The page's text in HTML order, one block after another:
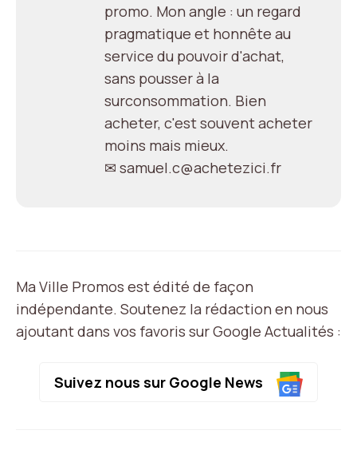
promo. Mon angle : un regard
pragmatique et honnête au
service du pouvoir d'achat,
sans pousser à la
surconsommation. Bien
acheter, c'est souvent acheter
moins mais mieux.
✉ samuel.c@achetezici.fr
Ma Ville Promos est édité de façon
indépendante. Soutenez la rédaction en nous
ajoutant dans vos favoris sur Google Actualités :
Suivez nous sur Google News